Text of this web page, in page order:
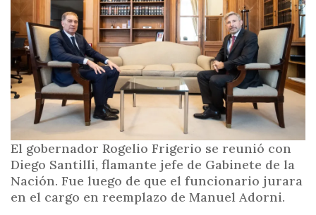
c
i
a
l
El gobernador Rogelio Frigerio se reunió con
Diego Santilli, flamante jefe de Gabinete de la
Nación. Fue luego de que el funcionario jurara
en el cargo en reemplazo de Manuel Adorni.